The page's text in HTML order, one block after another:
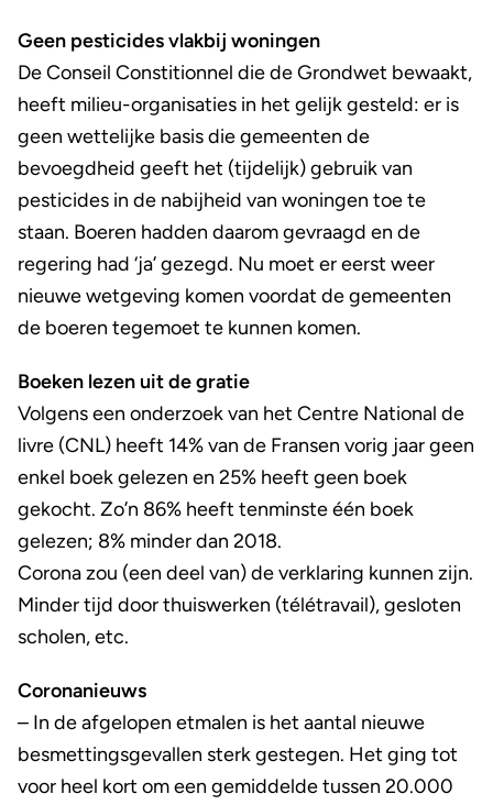
Geen pesticides vlakbij woningen
De Conseil Constitionnel die de Grondwet bewaakt,
heeft milieu-organisaties in het gelijk gesteld: er is
geen wettelijke basis die gemeenten de
bevoegdheid geeft het (tijdelijk) gebruik van
pesticides in de nabijheid van woningen toe te
staan. Boeren hadden daarom gevraagd en de
regering had ‘ja’ gezegd. Nu moet er eerst weer
nieuwe wetgeving komen voordat de gemeenten
de boeren tegemoet te kunnen komen.
Boeken lezen uit de gratie
Volgens een onderzoek van het Centre National de
livre (CNL) heeft 14% van de Fransen vorig jaar geen
enkel boek gelezen en 25% heeft geen boek
gekocht. Zo’n 86% heeft tenminste één boek
gelezen; 8% minder dan 2018.
Corona zou (een deel van) de verklaring kunnen zijn.
Minder tijd door thuiswerken (télétravail), gesloten
scholen, etc.
Coronanieuws
– In de afgelopen etmalen is het aantal nieuwe
besmettingsgevallen sterk gestegen. Het ging tot
voor heel kort om een gemiddelde tussen 20.000